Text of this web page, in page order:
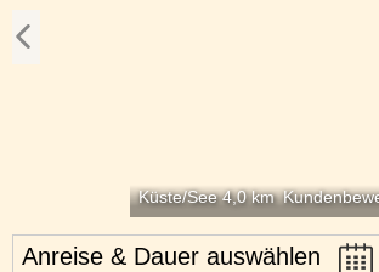
Küste/See 4,0 km
Anreise & Dauer auswählen